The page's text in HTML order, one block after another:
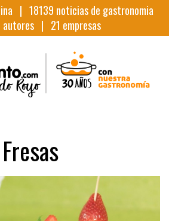
| 18139 noticias de gastronomia
autores | 21 empresas